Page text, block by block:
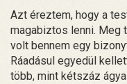
Azt éreztem, hogy a
magabiztos lenni. Meg
volt bennem egy
Ráadásul egyedül
több, mint kétszáz